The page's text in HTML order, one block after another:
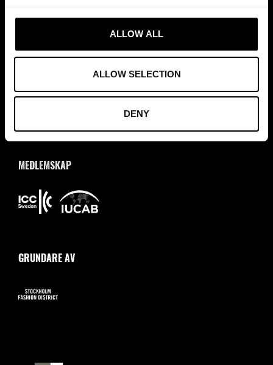
ALLOW ALL
ALLOW SELECTION
DENY
ASSOCIATION OF TRADE PARTNERS SWEDEN
info@tradepartners.se
MEDLEMSKAP
GRUNDARE AV